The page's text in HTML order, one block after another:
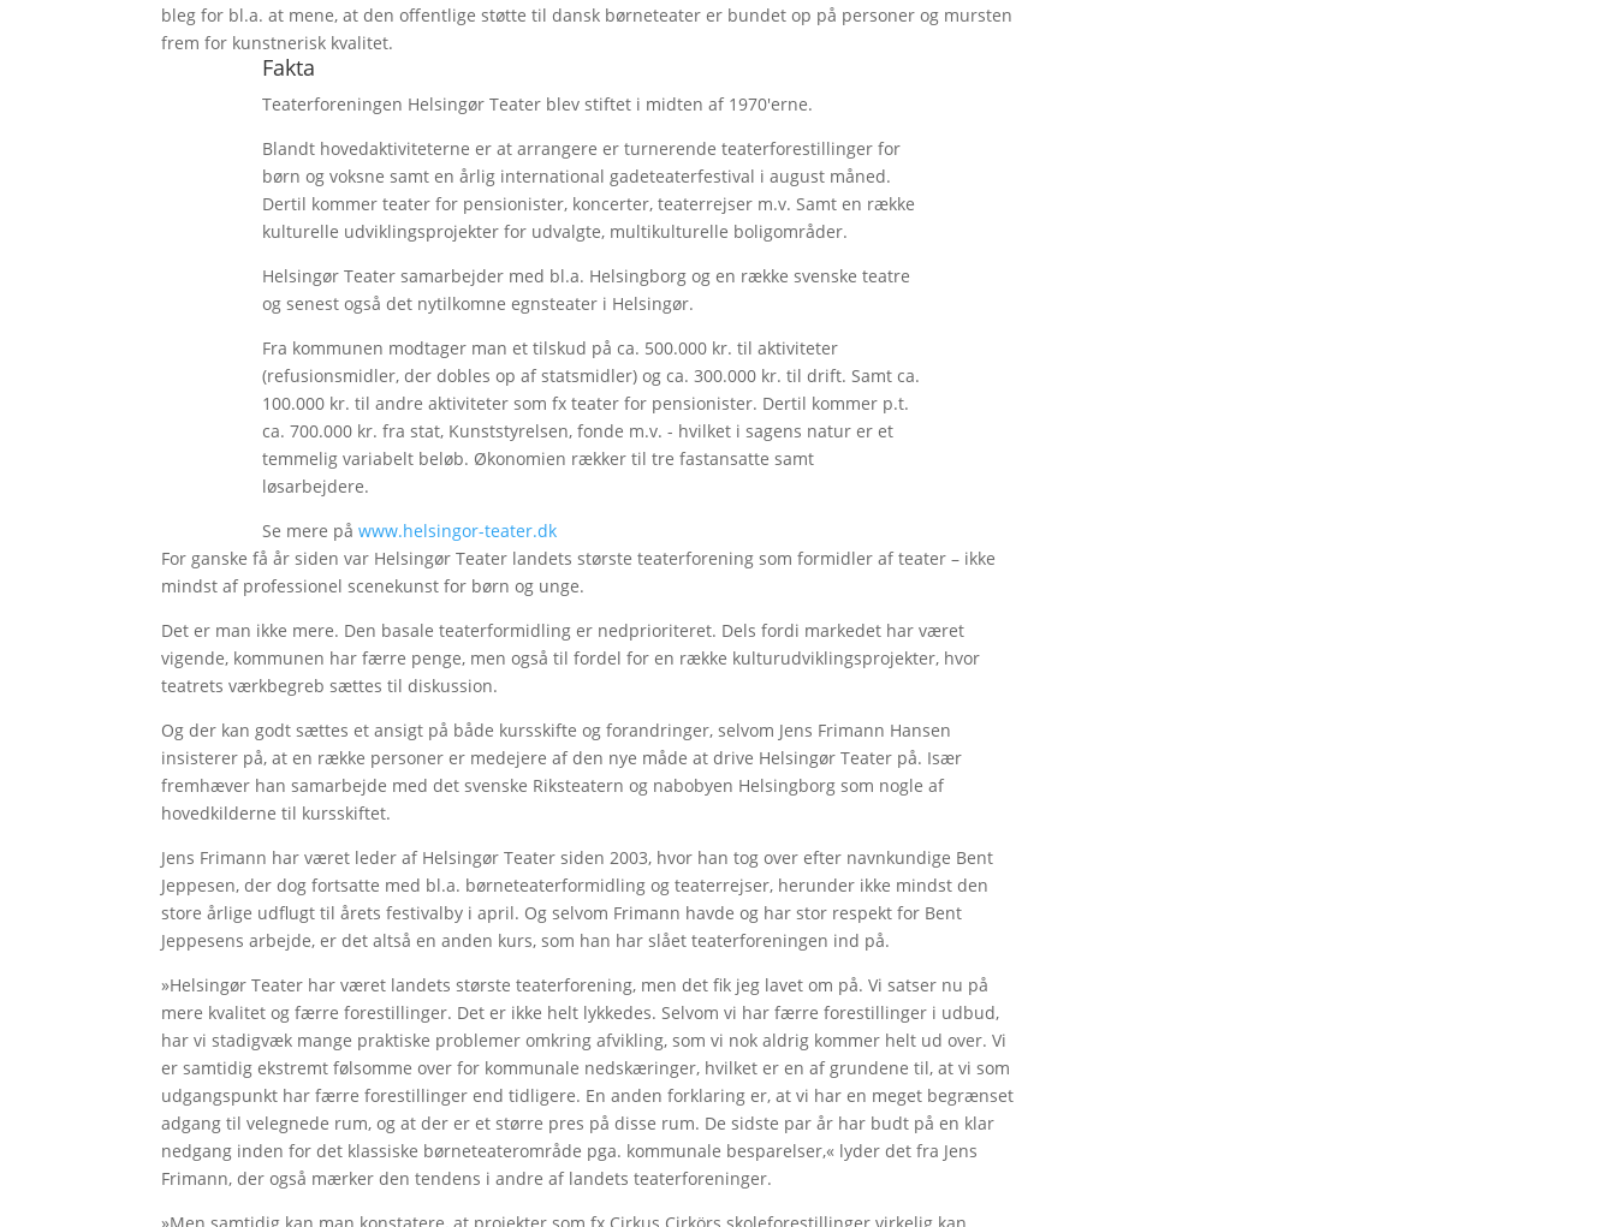
bleg for bl.a. at mene, at den offentlige støtte til dansk børneteater er bundet op på personer og mursten
frem for kunstnerisk kvalitet.
Fakta
Teaterforeningen Helsingør Teater blev stiftet i midten af 1970'erne.
Blandt hovedaktiviteterne er at arrangere er turnerende teaterforestillinger for
børn og voksne samt en årlig international gadeteaterfestival i august måned.
Dertil kommer teater for pensionister, koncerter, teaterrejser m.v. Samt en række
kulturelle udviklingsprojekter for udvalgte, multikulturelle boligområder.
Helsingør Teater samarbejder med bl.a. Helsingborg og en række svenske teatre
og senest også det nytilkomne egnsteater i Helsingør.
Fra kommunen modtager man et tilskud på ca. 500.000 kr. til aktiviteter
(refusionsmidler, der dobles op af statsmidler) og ca. 300.000 kr. til drift. Samt ca.
100.000 kr. til andre aktiviteter som fx teater for pensionister. Dertil kommer p.t.
ca. 700.000 kr. fra stat, Kunststyrelsen, fonde m.v. - hvilket i sagens natur er et
temmelig variabelt beløb. Økonomien rækker til tre fastansatte samt
løsarbejdere.
Se mere på www.helsingor-teater.dk
For ganske få år siden var Helsingør Teater landets største teaterforening som formidler af teater – ikke
mindst af professionel scenekunst for børn og unge.
Det er man ikke mere. Den basale teaterformidling er nedprioriteret. Dels fordi markedet har været
vigende, kommunen har færre penge, men også til fordel for en række kulturudviklingsprojekter, hvor
teatrets værkbegreb sættes til diskussion.
Og der kan godt sættes et ansigt på både kursskifte og forandringer, selvom Jens Frimann Hansen
insisterer på, at en række personer er medejere af den nye måde at drive Helsingør Teater på. Især
fremhæver han samarbejde med det svenske Riksteatern og nabobyen Helsingborg som nogle af
hovedkilderne til kursskiftet.
Jens Frimann har været leder af Helsingør Teater siden 2003, hvor han tog over efter navnkundige Bent
Jeppesen, der dog fortsatte med bl.a. børneteaterformidling og teaterrejser, herunder ikke mindst den
store årlige udflugt til årets festivalby i april. Og selvom Frimann havde og har stor respekt for Bent
Jeppesens arbejde, er det altså en anden kurs, som han har slået teaterforeningen ind på.
»Helsingør Teater har været landets største teaterforening, men det fik jeg lavet om på. Vi satser nu på
mere kvalitet og færre forestillinger. Det er ikke helt lykkedes. Selvom vi har færre forestillinger i udbud,
har vi stadigvæk mange praktiske problemer omkring afvikling, som vi nok aldrig kommer helt ud over. Vi
er samtidig ekstremt følsomme over for kommunale nedskæringer, hvilket er en af grundene til, at vi som
udgangspunkt har færre forestillinger end tidligere. En anden forklaring er, at vi har en meget begrænset
adgang til velegnede rum, og at der er et større pres på disse rum. De sidste par år har budt på en klar
nedgang inden for det klassiske børneteaterområde pga. kommunale besparelser,« lyder det fra Jens
Frimann, der også mærker den tendens i andre af landets teaterforeninger.
»Men samtidig kan man konstatere, at projekter som fx Cirkus Cirkörs skoleforestillinger virkelig kan